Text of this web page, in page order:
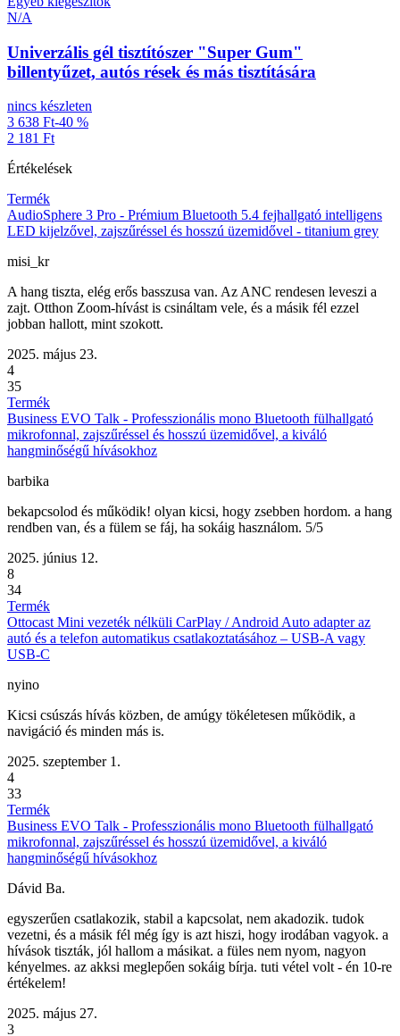
N/A
Univerzális gél tisztítószer "Super Gum"
billentyűzet, autós rések és más tisztítására
nincs készleten
3 638 Ft-40 %
2 181 Ft
Értékelések
Termék
AudioSphere 3 Pro - Prémium Bluetooth 5.4 fejhallgató intelligens
LED kijelzővel, zajszűréssel és hosszú üzemidővel - titanium grey
misi_kr
A hang tiszta, elég erős basszusa van. Az ANC rendesen leveszi a
zajt. Otthon Zoom-hívást is csináltam vele, és a másik fél ezzel
jobban hallott, mint szokott.
2025. május 23.
4
35
Termék
Business EVO Talk - Professzionális mono Bluetooth fülhallgató
mikrofonnal, zajszűréssel és hosszú üzemidővel, a kiváló
hangminőségű hívásokhoz
barbika
bekapcsolod és működik! olyan kicsi, hogy zsebben hordom. a hang
rendben van, és a fülem se fáj, ha sokáig használom. 5/5
2025. június 12.
8
34
Termék
Ottocast Mini vezeték nélküli CarPlay / Android Auto adapter az
autó és a telefon automatikus csatlakoztatásához – USB-A vagy
USB-C
nyino
Kicsi csúszás hívás közben, de amúgy tökéletesen működik, a
navigáció és minden más is.
2025. szeptember 1.
4
33
Termék
Business EVO Talk - Professzionális mono Bluetooth fülhallgató
mikrofonnal, zajszűréssel és hosszú üzemidővel, a kiváló
hangminőségű hívásokhoz
Dávid Ba.
egyszerűen csatlakozik, stabil a kapcsolat, nem akadozik. tudok
vezetni, és a másik fél még így is azt hiszi, hogy irodában vagyok. a
hívások tiszták, jól hallom a másikat. a füles nem nyom, nagyon
kényelmes. az akksi meglepően sokáig bírja. tuti vétel volt - én 10-re
értékelem!
2025. május 27.
3